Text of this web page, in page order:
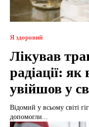
Я здоровий
Лікував
радіації: як
увійшов у
Відомий у всьому світі
допомогли...